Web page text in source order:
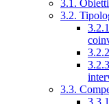
3.1.
3.2.
3.3.